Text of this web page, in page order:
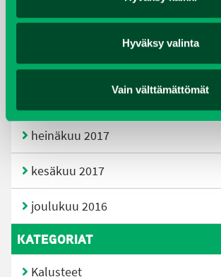
Hyväksy valinta
Vain välttämättömät
tammikuu 2018
heinäkuu 2017
kesäkuu 2017
joulukuu 2016
KATEGORIAT
Kalusteet